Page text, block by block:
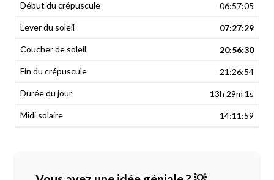
06:57:05
07:27:29
20:56:30
21:26:54
13h 29m 1s
14:11:59